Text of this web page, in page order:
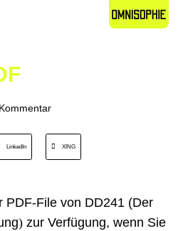
LinkedIn XING
PDF-File von DD241 (Der
) zur Verfügung, wenn Sie